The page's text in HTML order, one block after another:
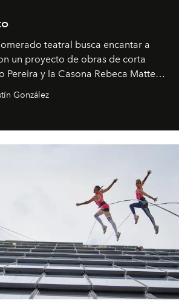
teatral busca encantar a
un proyecto de obras de corta
Pereira y la Casona Rebeca Matte
lugares que han albergado estas
en escena son limpias; ponen el
González